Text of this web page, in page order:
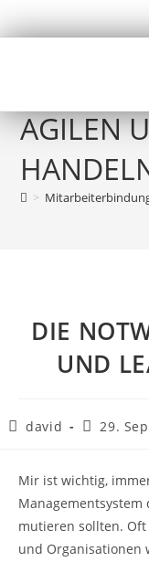
AGILEN
>
DIE
UND
david 29.
Mir ist wichtig,
Managementsystem
mutieren sollten.
und Organisationen